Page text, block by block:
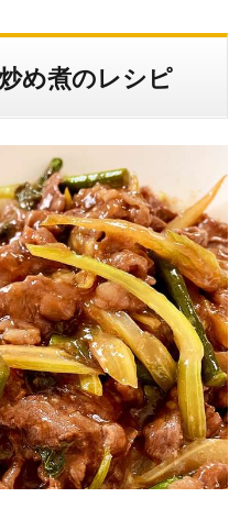
め煮のレシピ